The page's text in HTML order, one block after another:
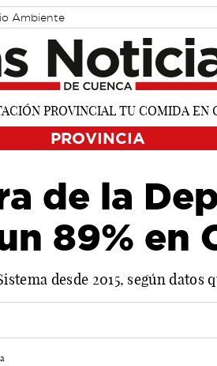
Ambiente
PROVINCIA
de la
89% en
desde 2015, según datos